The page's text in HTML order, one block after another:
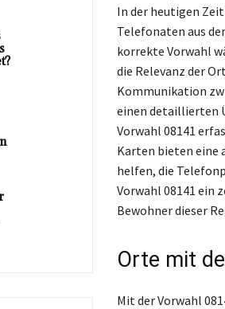
In der heutigen
Telefonaten aus
korrekte Vorwahl
die Relevanz der
Kommunikation
einen detaillierten
Vorwahl 08141
Karten bieten eine
helfen, die
Vorwahl 08141 ein
Bewohner dieser
Orte mit
Mit der Vorwahl